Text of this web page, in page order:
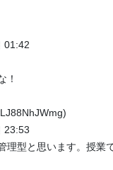
01:42
！
23:53
型と思います。授業